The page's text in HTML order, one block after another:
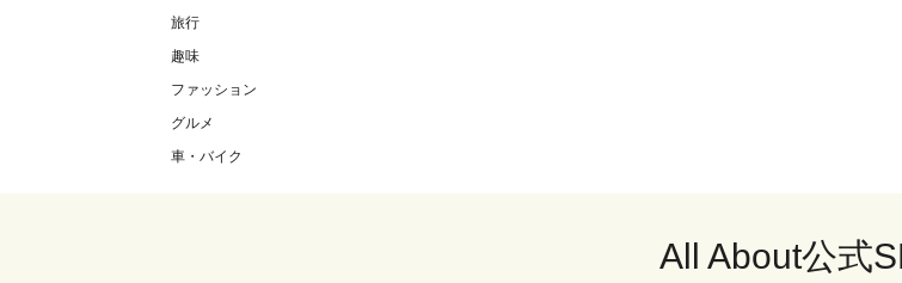
旅行
趣味
ファッション
グルメ
車・バイク
All About公式